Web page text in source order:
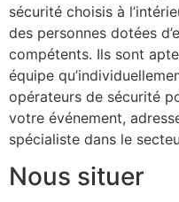
sécurité choisis à
des personnes dotées
compétents. Ils sont
équipe
opérateurs de sécurité
votre événement,
spécialiste dans le
Nous situer